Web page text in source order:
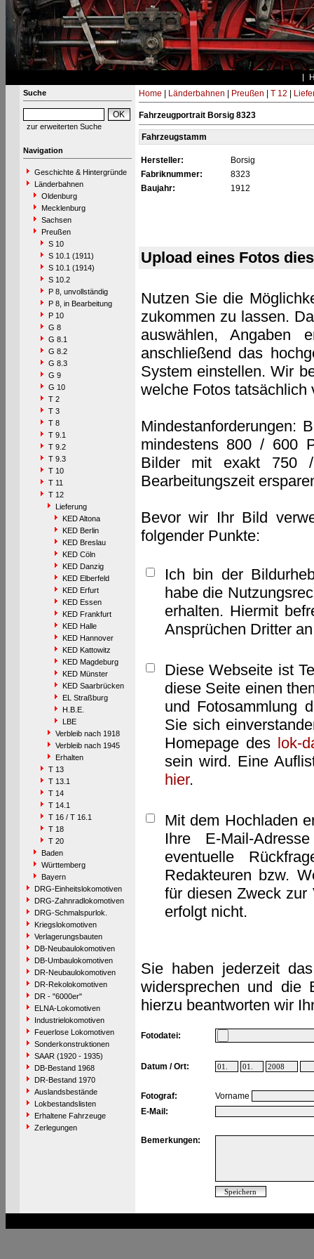
Suche
zur erweiterten Suche
Navigation
Geschichte & Hintergründe
Länderbahnen
Oldenburg
Mecklenburg
Sachsen
Preußen
S 10
S 10.1 (1911)
S 10.1 (1914)
S 10.2
P 8, unvollständig
P 8, in Bearbeitung
P 10
G 8
G 8.1
G 8.2
G 8.3
G 9
G 10
T 2
T 3
T 8
T 9.1
T 9.2
T 9.3
T 10
T 11
T 12
Lieferung
KED Altona
KED Berlin
KED Breslau
KED Cöln
KED Danzig
KED Elberfeld
KED Erfurt
KED Essen
KED Frankfurt
KED Halle
KED Hannover
KED Kattowitz
KED Magdeburg
KED Münster
KED Saarbrücken
EL Straßburg
H.B.E.
LBE
Verbleib nach 1918
Verbleib nach 1945
Erhalten
T 13
T 13.1
T 14
T 14.1
T 16 / T 16.1
T 18
T 20
Baden
Württemberg
Bayern
DRG-Einheitslokomotiven
DRG-Zahnradlokomotiven
DRG-Schmalspurlok.
Kriegslokomotiven
Verlagerungsbauten
DB-Neubaulokomotiven
DB-Umbaulokomotiven
DR-Neubaulokomotiven
DR-Rekolokomotiven
DR - "6000er"
ELNA-Lokomotiven
Industrielokomotiven
Feuerlose Lokomotiven
Sonderkonstruktionen
SAAR (1920 - 1935)
DB-Bestand 1968
DR-Bestand 1970
Auslandsbestände
Lokbestandslisten
Erhaltene Fahrzeuge
Zerlegungen
Home Länderbahnen Preußen T 12
Fahrzeugportrait Borsig 8323
Fahrzeugstamm
Hersteller:
Borsig
Fabriknummer:
8323
Baujahr:
1912
Upload eines Fotos
Nutzen Sie die
zukommen zu lassen.
auswählen, Angaben
anschließend das
System einstellen. Wir
welche Fotos tatsächlich
Mindestanforderungen:
mindestens 800 / 600
Bilder mit exakt 750
Bearbeitungszeit
Bevor wir Ihr Bild
folgender Punkte:
Ich bin der
habe die
erhalten. Hiermit
Ansprüchen Dritter
Diese Webseite ist
diese Seite einen
und Fotosammlung
Sie sich
Homepage des lok-
sein wird. Eine
hier.
Mit dem Hochladen
Ihre E-Mail-
eventuelle
Redakteuren bzw.
für diesen Zweck zur
erfolgt nicht.
Sie haben jederzeit
widersprechen und die
hierzu beantworten wir
Fotodatei:
Datum / Ort:
Fotograf:
Vorname
E-Mail:
Bemerkungen: